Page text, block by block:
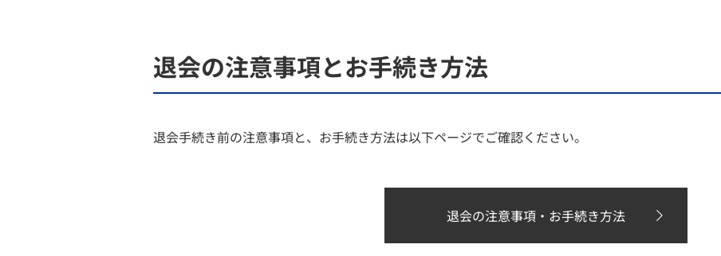
退会の注意事項とお手続き方法
退会手続き前の注意事項と、お手続き方法は以下ページでご確認ください。
退会の注意事項・お手続き方法